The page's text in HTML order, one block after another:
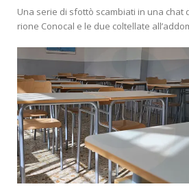
Una serie di sfottò scambiati in una chat
rione Conocal e le due coltellate